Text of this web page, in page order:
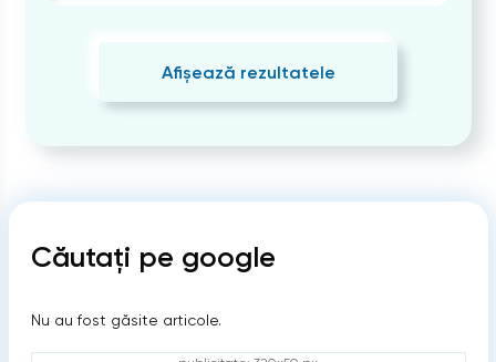
Afișează rezultatele
Căutați pe google
Nu au fost găsite articole.